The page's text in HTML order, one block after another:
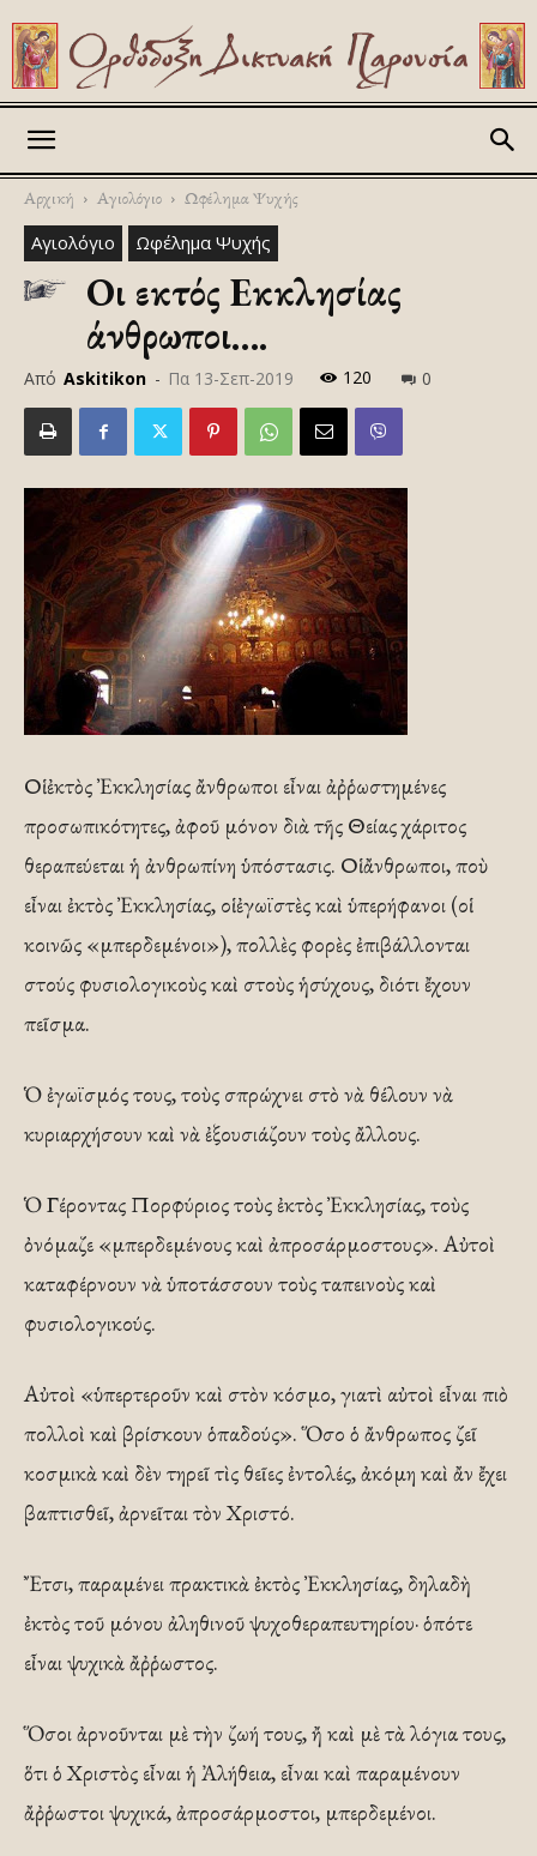
Αρχική Αγιολόγιο Ωφέλημα Ψυχής
Αγιολόγιο Ωφέλημα Ψυχής
Οι εκτός Εκκλησίας
άνθρωποι….
Από Askitikon - Πα 13-Σεπ-2019 120 0
Οἱ ἐκτὸς Ἐκκλησίας ἄνθρωποι εἶναι ἀῤῥωστημένες
προσωπικότητες, ἀφοῦ μόνον διὰ τῆς Θείας χάριτος
θεραπεύεται ἡ ἀνθρωπίνη ὑπόστασις. Οἱ ἄνθρωποι, ποὺ
εἶναι ἐκτὸς Ἐκκλησίας, οἱ ἐγωϊστὲς καὶ ὑπερήφανοι (οἱ
κοινῶς «μπερδεμένοι»), πολλὲς φορὲς ἐπιβάλλονται
στούς φυσιολογικοὺς καὶ στοὺς ἡσύχους, διότι ἔχουν
πεῖσμα.
Ὁ ἐγωϊσμός τους, τοὺς σπρώχνει στὸ νὰ θέλουν νὰ
κυριαρχήσουν καὶ νὰ ἐξουσιάζουν τοὺς ἄλλους.
Ὁ Γέροντας Πορφύριος τοὺς ἐκτὸς Ἐκκλησίας, τοὺς
ὀνόμαζε «μπερδεμένους καὶ ἀπροσάρμοστους». Αὐτοὶ
καταφέρνουν νὰ ὑποτάσσουν τοὺς ταπεινοὺς καὶ
φυσιολογικούς.
Αὐτοὶ «ὑπερτεροῦν καὶ στὸν κόσμο, γιατὶ αὐτοὶ εἶναι πιὸ
πολλοὶ καὶ βρίσκουν ὁπαδούς». Ὅσο ὁ ἄνθρωπος ζεῖ
κοσμικὰ καὶ δὲν τηρεῖ τὶς θεῖες ἐντολές, ἀκόμη καὶ ἄν ἔχει
βαπτισθεῖ, ἀρνεῖται τὸν Χριστό.
Ἔτσι, παραμένει πρακτικὰ ἐκτὸς Ἐκκλησίας, δηλαδὴ
ἐκτὸς τοῦ μόνου ἀληθινοῦ ψυχοθεραπευτηρίου· ὁπότε
εἶναι ψυχικὰ ἄῤῥωστος.
Ὅσοι ἀρνοῦνται μὲ τὴν ζωή τους, ἤ καὶ μὲ τὰ λόγια τους,
ὅτι ὁ Χριστὸς εἶναι ἡ Ἀλήθεια, εἶναι καὶ παραμένουν
ἄῤῥωστοι ψυχικά, ἀπροσάρμοστοι, μπερδεμένοι.